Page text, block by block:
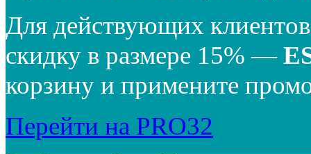
Для действующих
скидку в размере 15% —
корзину и примените
Перейти на PRO32